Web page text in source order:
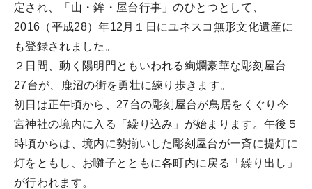
定され、「山・鉾・屋台行事」のひとつとして、
2016（平成28）年12月１日にユネスコ無形文化遺産に
も登録されました。
２日間、動く陽明門ともいわれる絢爛豪華な彫刻屋台
27台が、鹿沼の街を勇壮に練り歩きます。
初日は正午頃から、27台の彫刻屋台が鳥居をくぐり今
宮神社の境内に入る「繰り込み」が始まります。午後５
時頃からは、境内に勢揃いした彫刻屋台が一斉に提灯に
灯をともし、お囃子とともに各町内に戻る「繰り出し」
が行われます。